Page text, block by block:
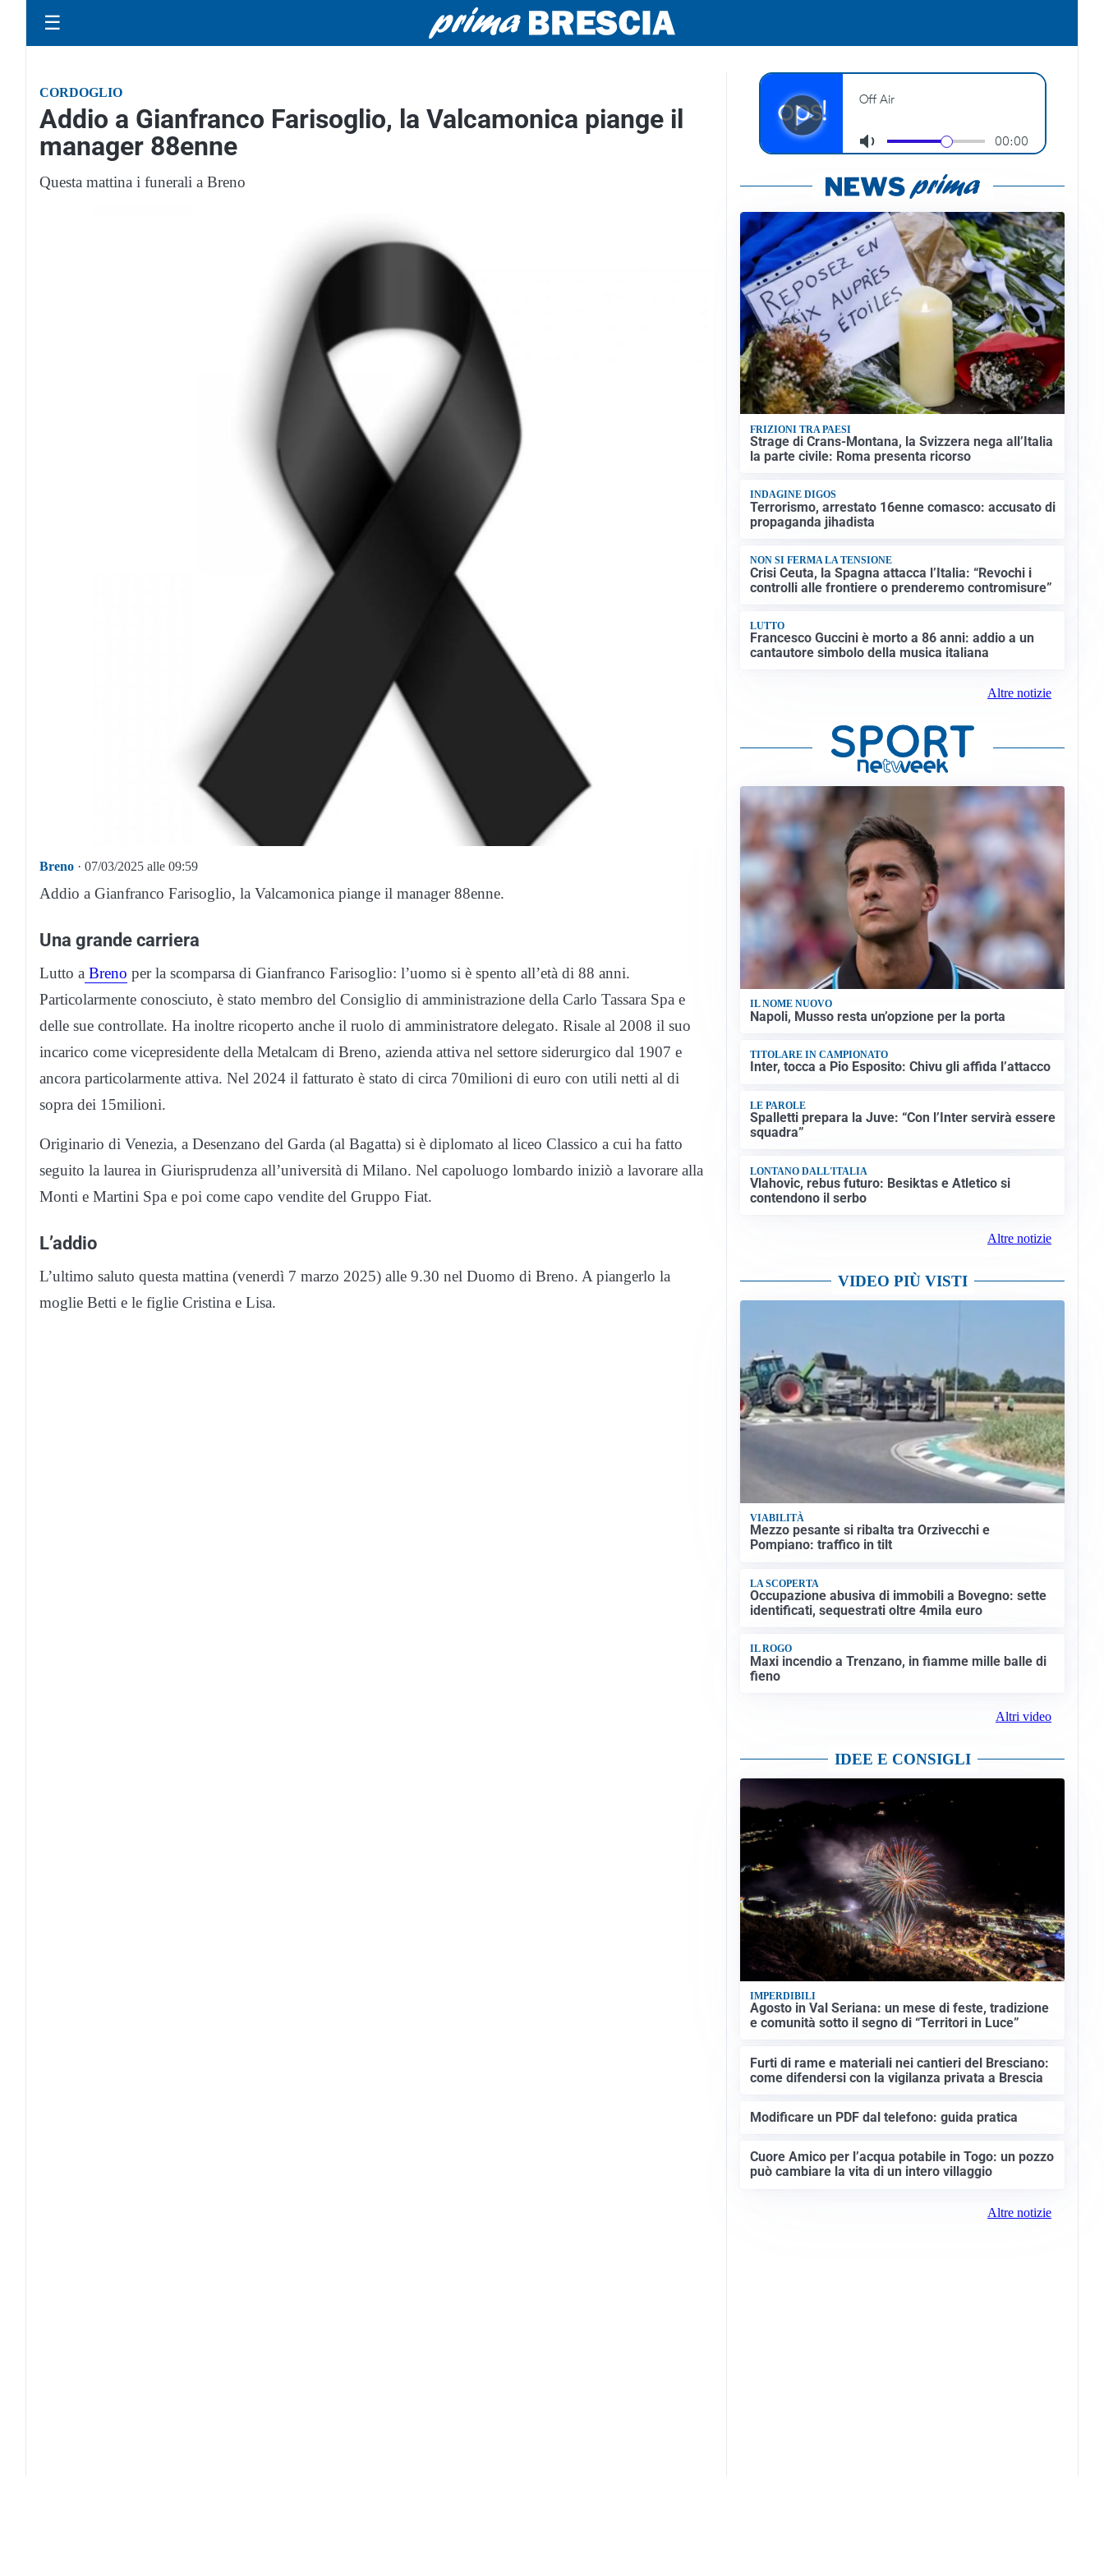
☰
CORDOGLIO
Addio a Gianfranco Farisoglio, la Valcamonica piange il
manager 88enne
Questa mattina i funerali a Breno
Breno · 07/03/2025 alle 09:59
Addio a Gianfranco Farisoglio, la Valcamonica piange il manager 88enne.
Una grande carriera
Lutto a Breno per la scomparsa di Gianfranco Farisoglio: l’uomo si è spento all’età di 88 anni.
Particolarmente conosciuto, è stato membro del Consiglio di amministrazione della Carlo Tassara Spa e
delle sue controllate. Ha inoltre ricoperto anche il ruolo di amministratore delegato. Risale al 2008 il suo
incarico come vicepresidente della Metalcam di Breno, azienda attiva nel settore siderurgico dal 1907 e
ancora particolarmente attiva. Nel 2024 il fatturato è stato di circa 70milioni di euro con utili netti al di
sopra dei 15milioni.
Originario di Venezia, a Desenzano del Garda (al Bagatta) si è diplomato al liceo Classico a cui ha fatto
seguito la laurea in Giurisprudenza all’università di Milano. Nel capoluogo lombardo iniziò a lavorare alla
Monti e Martini Spa e poi come capo vendite del Gruppo Fiat.
L’addio
L’ultimo saluto questa mattina (venerdì 7 marzo 2025) alle 9.30 nel Duomo di Breno. A piangerlo la
moglie Betti e le figlie Cristina e Lisa.
FRIZIONI TRA PAESI
Strage di Crans-Montana, la Svizzera nega all’Italia
la parte civile: Roma presenta ricorso
INDAGINE DIGOS
Terrorismo, arrestato 16enne comasco: accusato di
propaganda jihadista
NON SI FERMA LA TENSIONE
Crisi Ceuta, la Spagna attacca l’Italia: “Revochi i
controlli alle frontiere o prenderemo contromisure”
LUTTO
Francesco Guccini è morto a 86 anni: addio a un
cantautore simbolo della musica italiana
Altre notizie
IL NOME NUOVO
Napoli, Musso resta un’opzione per la porta
TITOLARE IN CAMPIONATO
Inter, tocca a Pio Esposito: Chivu gli affida l’attacco
LE PAROLE
Spalletti prepara la Juve: “Con l’Inter servirà essere
squadra”
LONTANO DALL'ITALIA
Vlahovic, rebus futuro: Besiktas e Atletico si
contendono il serbo
Altre notizie
VIDEO PIÙ VISTI
VIABILITÀ
Mezzo pesante si ribalta tra Orzivecchi e
Pompiano: traffico in tilt
LA SCOPERTA
Occupazione abusiva di immobili a Bovegno: sette
identificati, sequestrati oltre 4mila euro
IL ROGO
Maxi incendio a Trenzano, in fiamme mille balle di
fieno
Altri video
IDEE E CONSIGLI
IMPERDIBILI
Agosto in Val Seriana: un mese di feste, tradizione
e comunità sotto il segno di “Territori in Luce”
Furti di rame e materiali nei cantieri del Bresciano:
come difendersi con la vigilanza privata a Brescia
Modificare un PDF dal telefono: guida pratica
Cuore Amico per l’acqua potabile in Togo: un pozzo
può cambiare la vita di un intero villaggio
Altre notizie